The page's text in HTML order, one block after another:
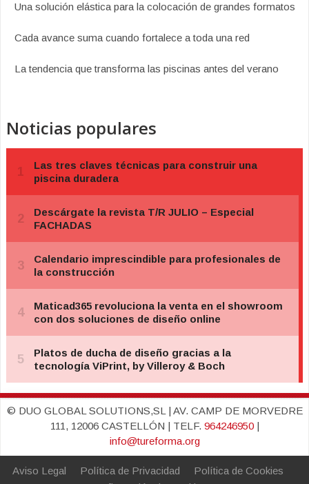
Una solución elástica para la colocación de grandes formatos
Cada avance suma cuando fortalece a toda una red
La tendencia que transforma las piscinas antes del verano
Noticias populares
© DUO GLOBAL SOLUTIONS,SL | AV. CAMP DE MORVEDRE
111, 12006 CASTELLÓN | TELF. 964246950|
info@tureforma.org
Aviso Legal Política de Privacidad
Política de Cookies